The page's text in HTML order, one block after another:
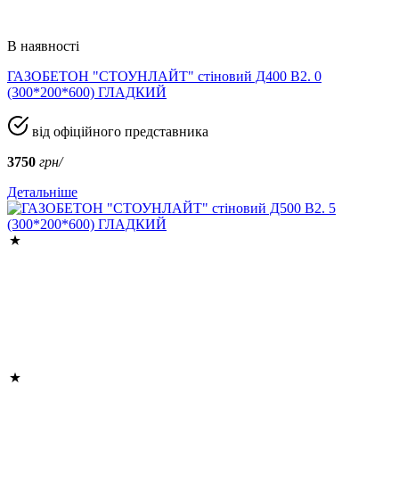
В наявності
ГАЗОБЕТОН "СТОУНЛАЙТ" стіновий Д400 В2. 0
(300*200*600) ГЛАДКИЙ
від офіційного представника
3750 грн/
Детальніше